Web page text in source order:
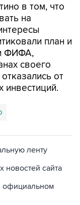
в том, что
на
план и
ФИФА,
своего
от
инвестиций.
ленту
новостей сайта
официальном